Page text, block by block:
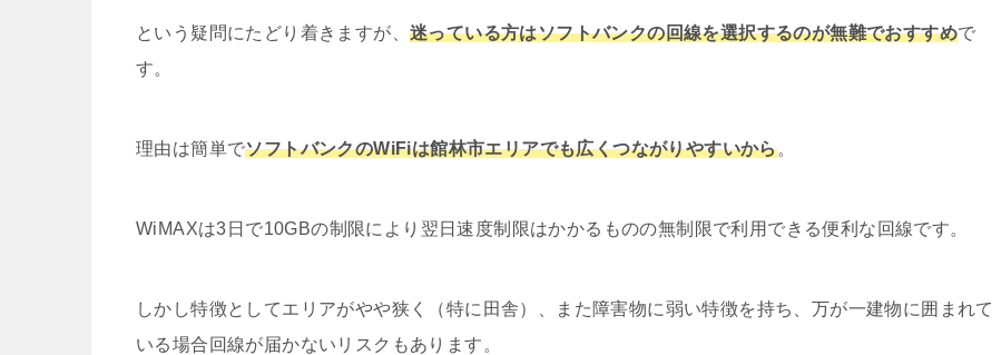
という疑問にたどり着きますが、 迷っている方はソフトバンクの回線を選択するのが無難でおすすめで
す。
理由は簡単でソフトバンクのWiFiは館林市エリアでも広くつながりやすいから。
WiMAXは3日で10GBの制限により翌日速度制限はかかるものの無制限で利用できる便利な回線です。
しかし特徴としてエリアがやや狭く（特に田舎）、また障害物に弱い特徴を持ち、万が一建物に囲まれて
いる場合回線が届かないリスクもあります。